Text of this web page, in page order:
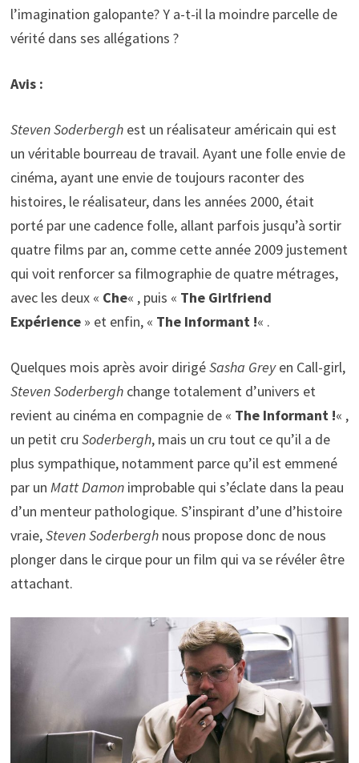
l’imagination galopante? Y a-t-il la moindre parcelle de
vérité dans ses allégations ?
Avis :
Steven Soderberghest un réalisateur américain qui est
un véritable bourreau de travail. Ayant une folle envie de
cinéma, ayant une envie de toujours raconter des
histoires, le réalisateur, dans les années 2000, était
porté par une cadence folle, allant parfois jusqu’à sortir
quatre films par an, comme cette année 2009 justement
qui voit renforcer sa filmographie de quatre métrages,
avec les deux « Che« , puis « The Girlfriend
Expérience» et enfin, « The Informant !« .
Quelques mois après avoir dirigéSasha Greyen Call-girl,
Steven Soderberghchange totalement d’univers et
revient au cinéma en compagnie de « The Informant !« ,
un petit cru Soderbergh, mais un cru tout ce qu’il a de
plus sympathique, notamment parce qu’il est emmené
par un Matt Damonimprobable qui s’éclate dans la peau
d’un menteur pathologique. S’inspirant d’une d’histoire
vraie,Steven Soderberghnous propose donc de nous
plonger dans le cirque pour un film qui va se révéler être
attachant.